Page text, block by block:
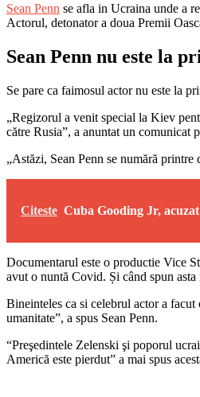
Sean Penn se afla in Ucraina unde a
Actorul, detonator a doua Premii
Sean Penn nu este la
Se pare ca faimosul actor nu este la
„Regizorul a venit special la Kiev
către Rusia”, a anuntat un comunicat
„Astăzi, Sean Penn se numără
Citeste Cuba Gooding Jr,
Documentarul este o productie Vice
avut o nuntă Covid. Și când spun
Bineinteles ca si celebrul actor a
umanitate”, a spus Sean Penn.
“Preşedintele Zelenski şi poporul
Americă este pierdut” a mai spus